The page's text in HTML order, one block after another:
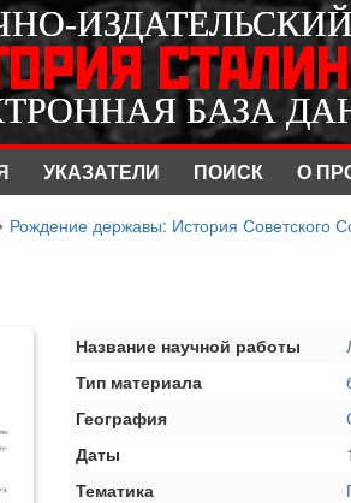
БАЗА
УКАЗАТЕЛИ ПОИСК О
БАЗА
Рождение державы: История Советского
Название научной работы
Тип материала
География
Даты
Тематика